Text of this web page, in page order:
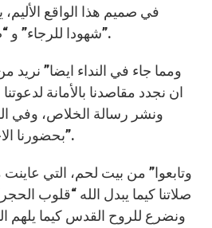
في صميم هذا الواقع الأليم،
شهودا للرجاء” و “صانعي سلام و مصالحة”.
ومما جاء في النداء ايضا”
ان نجدد مقاصدنا بالأمانة
ونشر رسالة الخلاص، وفي
بحضورنا الاخوي لكل أبناء بيت لحم”.
وتابعوا” من بيت لحم، التي عاينت
صلاتنا كيما يبدل الله “قلوب
ونضرع للروح القدس كيما